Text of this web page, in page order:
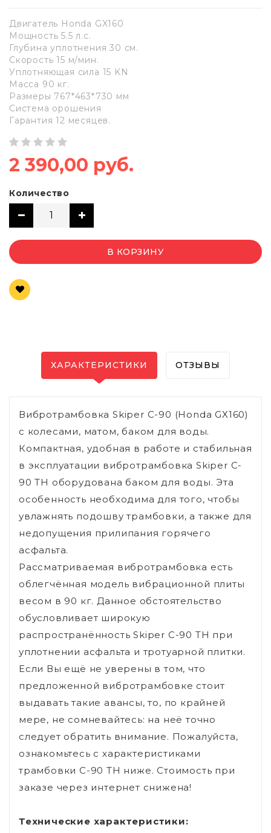
Двигатель Honda GX160
Мощность 5.5 л.с.
Глубина уплотнения 30 см.
Скорость 15 м/мин.
Уплотняющая сила 15 KN
Масса 90 кг.
Размеры 767*463*730 мм
Система орошения
Гарантия 12 месяцев.
2 390,00 руб.
Количество
В КОРЗИНУ
ХАРАКТЕРИСТИКИ ОТЗЫВЫ
Вибротрамбовка Skiper С-90 (Honda GX160)
с колесами, матом, баком для воды.
Компактная, удобная в работе и стабильная
в эксплуатации вибротрамбовка Skiper C-
90 TH оборудована баком для воды. Эта
особенность необходима для того, чтобы
увлажнять подошву трамбовки, а также для
недопущения прилипания горячего
асфальта.
Рассматриваемая вибротрамбовка есть
облегчённая модель вибрационной плиты
весом в 90 кг. Данное обстоятельство
обусловливает широкую
распространённость Skiper C-90 TH при
уплотнении асфальта и тротуарной плитки.
Если Вы ещё не уверены в том, что
предложенной вибротрамбовке стоит
выдавать такие авансы, то, по крайней
мере, не сомневайтесь: на неё точно
следует обратить внимание. Пожалуйста,
ознакомьтесь с характеристиками
трамбовки C-90 TH ниже. Стоимость при
заказе через интернет снижена!
Технические характеристики: